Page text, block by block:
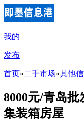
我的
发布
首页»二手市场»其他
8000元/青岛批
集装箱房屋